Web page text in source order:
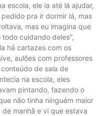
escola, ele ia até lá ajudar,
pra ir dormir lá, mas
mas eu imagina que
cuidando deles”,
há cartazes com os
aulões com professores
de sala de
na escola, eles
pintando, fazendo o
não tinha ninguém maior
manhã e vi que estava